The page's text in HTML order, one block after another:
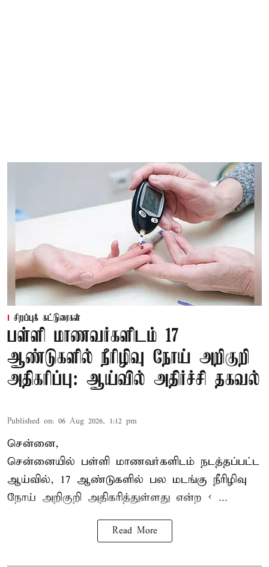
சிறப்புக் கட்டுரைகள்
பள்ளி மாணவர்களிடம் 17
ஆண்டுகளில் நீரிழிவு நோய் அறிகுறி
அதிகரிப்பு: ஆய்வில் அதிர்ச்சி தகவல்
Published on: 06 Aug 2026, 1:12 pm
சென்னை,
சென்னையில் பள்ளி மாணவர்களிடம் நடத்தப்பட்ட
ஆய்வில், 17 ஆண்டுகளில் பல மடங்கு நீரிழிவு
நோய் அறிகுறி அதிகரித்துள்ளது என்ற < ...
Read More